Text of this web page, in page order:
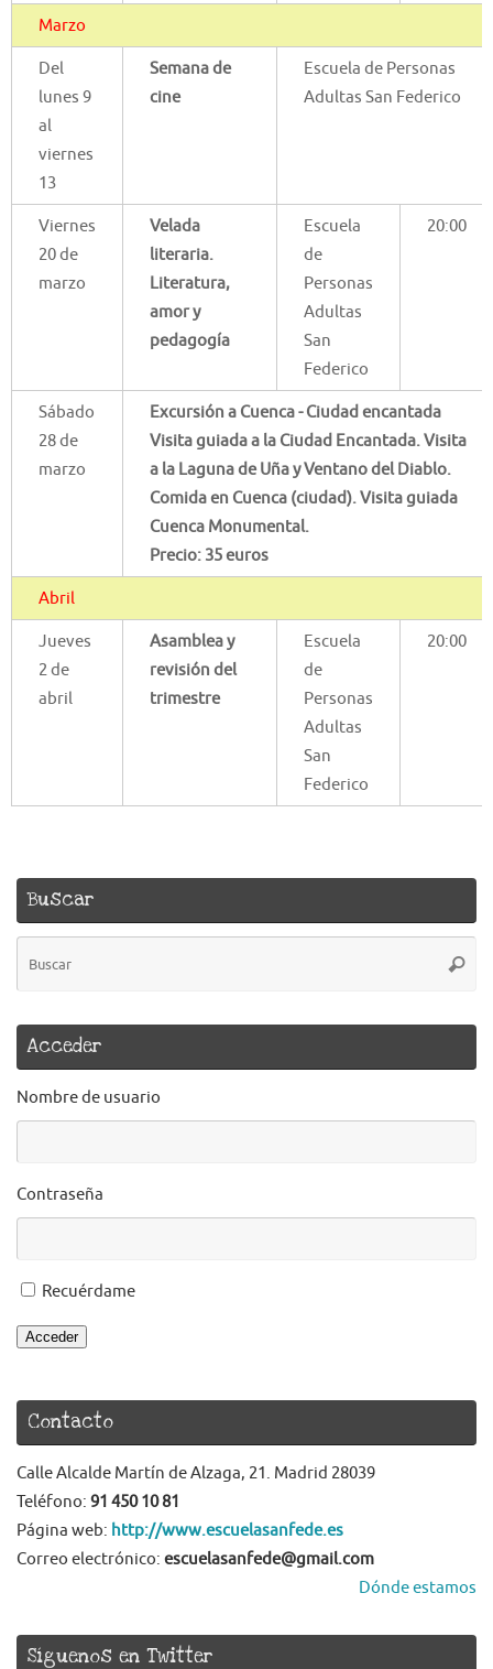
Marzo
Del
lunes 9
al
viernes
13
Semana de
cine
Escuela de Personas
Adultas San Federico
Viernes
20 de
marzo
Velada
literaria.
Literatura,
amor y
pedagogía
Escuela
de
Personas
Adultas
San
Federico
20:00
Sábado
28 de
marzo
Excursión a Cuenca - Ciudad encantada
Visita guiada a la Ciudad Encantada. Visita
a la Laguna de Uña y Ventano del Diablo.
Comida en Cuenca (ciudad). Visita guiada
Cuenca Monumental.
Precio: 35 euros
Abril
Jueves
2 de
abril
Asamblea y
revisión del
trimestre
Escuela
de
Personas
Adultas
San
Federico
20:00
Buscar
Acceder
Nombre de usuario
Contraseña
Recuérdame
Acceder
Contacto
Calle Alcalde Martín de Alzaga, 21. Madrid 28039
Teléfono: 91 450 10 81
Página web: http://www.escuelasanfede.es
Correo electrónico: escuelasanfede@gmail.com
Dónde estamos
Síguenos en Twitter